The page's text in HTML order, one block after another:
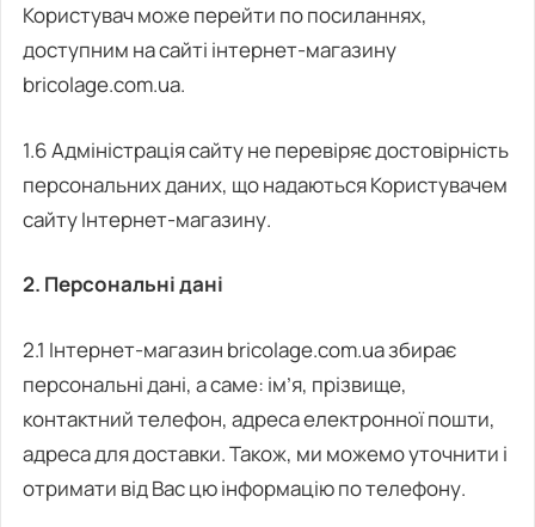
Користувач може перейти по посиланнях,
доступним на сайті інтернет-магазину
bricolage.com.ua.
1.6 Адміністрація сайту не перевіряє достовірність
персональних даних, що надаються Користувачем
сайту Інтернет-магазину.
2. Персональні дані
2.1 Інтернет-магазин bricolage.com.ua збирає
персональні дані, а саме: ім’я, прізвище,
контактний телефон, адреса електронної пошти,
адреса для доставки. Також, ми можемо уточнити і
отримати від Вас цю інформацію по телефону.